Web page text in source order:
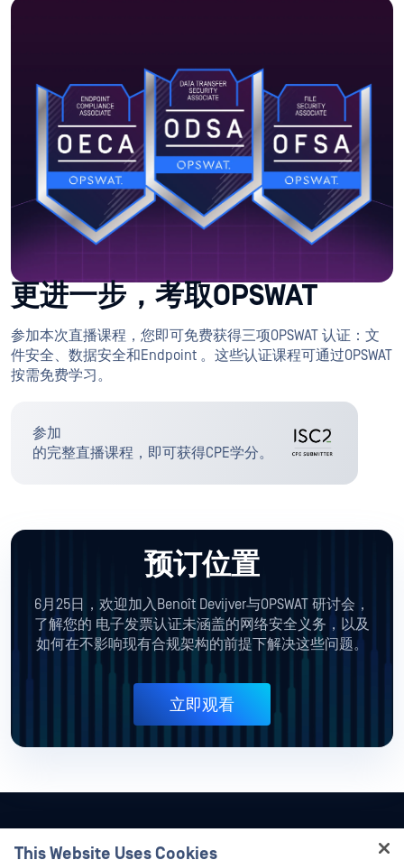
更进一步，考取OPSWAT
参加本次直播课程，您即可免费获得三项OPSWAT 认证：文
件安全、数据安全和Endpoint 。这些认证课程可通过OPSWAT
按需免费学习。
参加
的完整直播课程，即可获得CPE学分。
预订位置
6月25日，欢迎加入Benoît Devijver与OPSWAT 研讨会，
了解您的 电子发票认证未涵盖的网络安全义务，以及
如何在不影响现有合规架构的前提下解决这些问题。
立即观看
This Website Uses Cookies